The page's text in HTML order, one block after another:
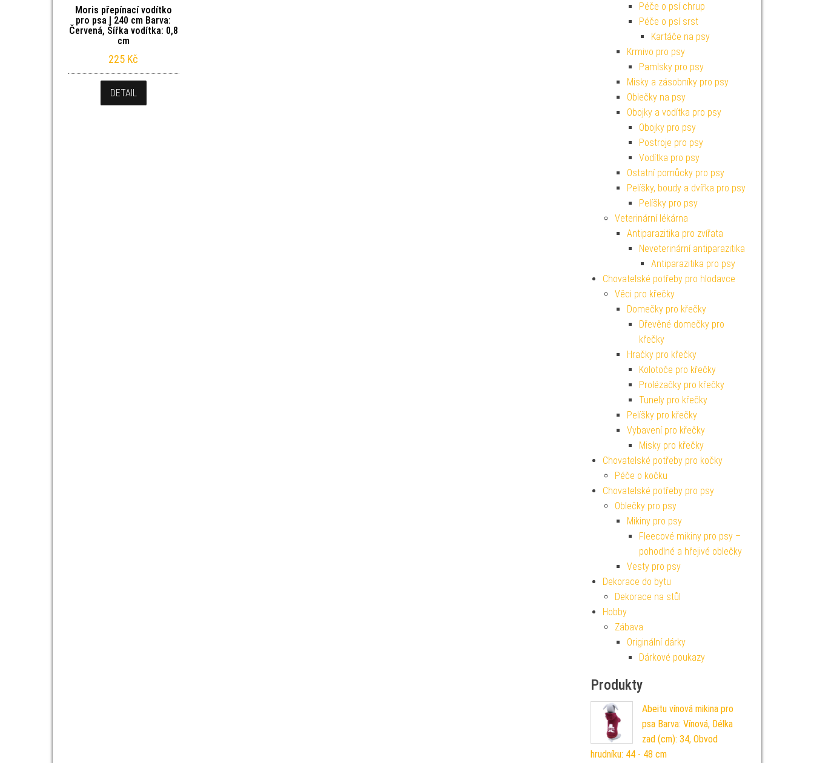
Moris přepínací vodítko
pro psa | 240 cm Barva:
Červená, Šířka vodítka: 0,8
cm
225 Kč
DETAIL
Péče o psí chrup
Péče o psí srst
Kartáče na psy
Krmivo pro psy
Pamlsky pro psy
Misky a zásobníky pro psy
Oblečky na psy
Obojky a vodítka pro psy
Obojky pro psy
Postroje pro psy
Vodítka pro psy
Ostatní pomůcky pro psy
Pelíšky, boudy a dvířka pro psy
Pelíšky pro psy
Veterinární lékárna
Antiparazitika pro zvířata
Neveterinární antiparazitika
Antiparazitika pro psy
Chovatelské potřeby pro hlodavce
Věci pro křečky
Domečky pro křečky
Dřevěné domečky pro
křečky
Hračky pro křečky
Kolotoče pro křečky
Prolézačky pro křečky
Tunely pro křečky
Pelíšky pro křečky
Vybavení pro křečky
Misky pro křečky
Chovatelské potřeby pro kočky
Péče o kočku
Chovatelské potřeby pro psy
Oblečky pro psy
Mikiny pro psy
Fleecové mikiny pro psy –
pohodlné a hřejivé oblečky
Vesty pro psy
Dekorace do bytu
Dekorace na stůl
Hobby
Zábava
Originální dárky
Dárkové poukazy
Produkty
Abeitu vínová mikina pro
psa Barva: Vínová, Délka
zad (cm): 34, Obvod
hrudníku: 44 - 48 cm